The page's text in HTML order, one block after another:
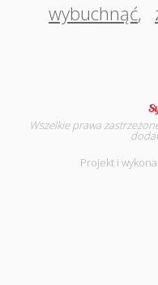
wybuchnąć,
Wszelkie prawa
Projekt i